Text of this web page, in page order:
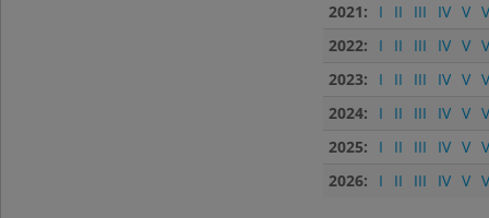
2021:
I II III IV V
2022:
I II III IV V
2023:
I II III IV V
2024:
I II III IV V
2025:
I II III IV V
2026:
I II III IV V